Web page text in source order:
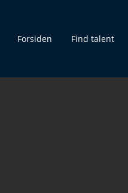
Forsiden Find talent